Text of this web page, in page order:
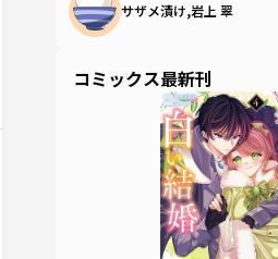
サザメ漬け,岩上 翠
コミックス最新刊